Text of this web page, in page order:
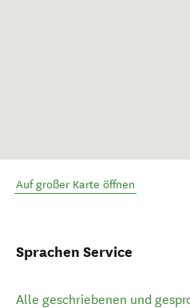
Auf großer Karte öffnen
Sprachen Service
Alle geschriebenen und